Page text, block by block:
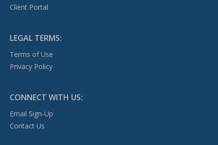
Client Portal
LEGAL TERMS:
Terms of Use
Privacy Policy
CONNECT WITH US:
Email Sign-Up
Contact Us